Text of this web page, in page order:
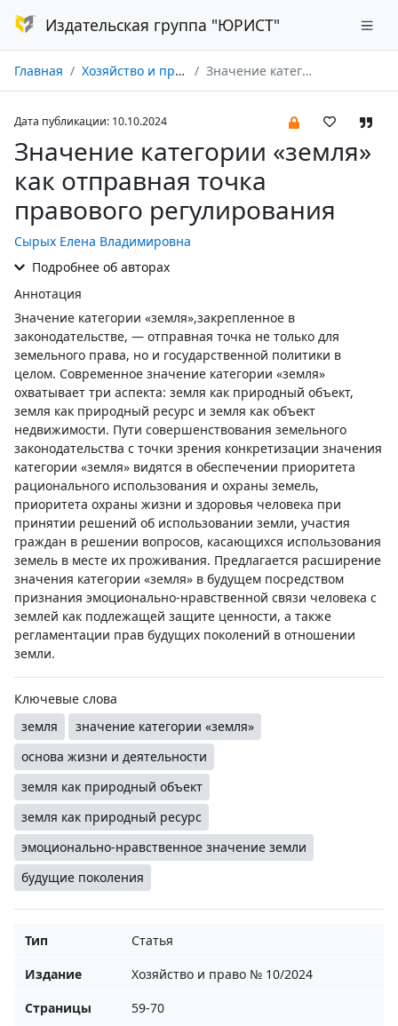
Издательская группа "ЮРИСТ"
Главная Хозяйство и право № 10/2024 Значение категории «земля» как отправная точка правового регулирования
Дата публикации: 10.10.2024
Значение категории «земля»
как отправная точка
правового регулирования
Cырых Елена Владимировна
Подробнее об авторах
Аннотация
Значение категории «земля»,закрепленное в
законодательстве, — отправная точка не только для
земельного права, но и государственной политики в
целом. Современное значение категории «земля»
охватывает три аспекта: земля как природный объект,
земля как природный ресурс и земля как объект
недвижимости. Пути совершенствования земельного
законодательства с точки зрения конкретизации значения
категории «земля» видятся в обеспечении приоритета
рационального использования и охраны земель,
приоритета охраны жизни и здоровья человека при
принятии решений об использовании земли, участия
граждан в решении вопросов, касающихся использования
земель в месте их проживания. Предлагается расширение
значения категории «земля» в будущем посредством
признания эмоционально-нравственной связи человека с
землей как подлежащей защите ценности, а также
регламентации прав будущих поколений в отношении
земли.
Ключевые слова
земля
значение категории «земля»
основа жизни и деятельности
земля как природный объект
земля как природный ресурс
эмоционально-нравственное значение земли
будущие поколения
Тип
Статья
Издание
Хозяйство и право № 10/2024
Страницы
59-70